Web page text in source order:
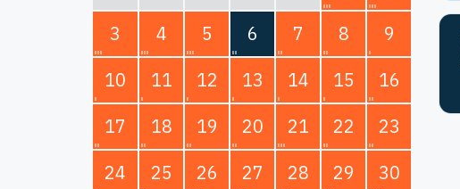
3
4 5 6 7 8
9
10
11 12 13 14 15
16
17
18 19 20 21 22
23
24
25 26 27 28 29
30